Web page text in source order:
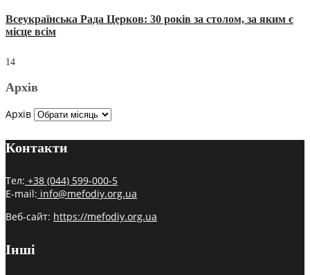
Всеукраїнська Рада Церков: 30 років за столом, за яким є
місце всім
14
Архів
Архів
Контакти
Тел: +38 (044) 599-000-5
E-mail: info@mefodiy.org.ua
Веб-сайт: https://mefodiy.org.ua
Інші